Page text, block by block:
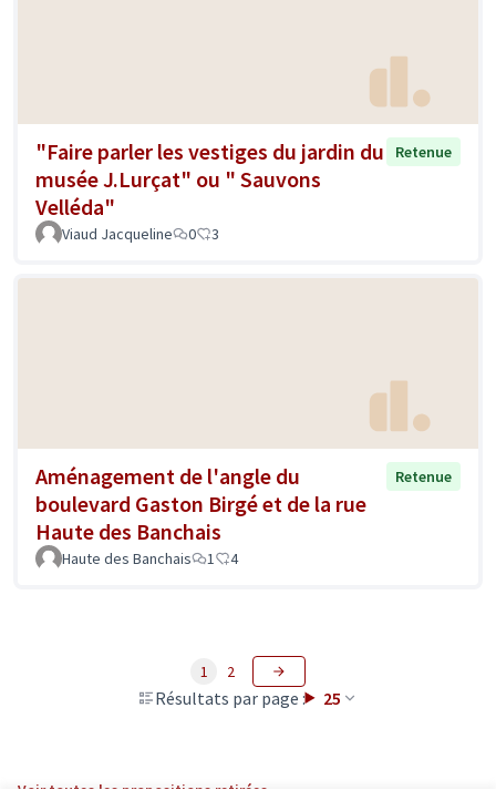
"Faire parler les vestiges du jardin du
musée J.Lurçat" ou " Sauvons
Velléda"
Retenue
Viaud Jacqueline 0 3
Aménagement de l'angle du
boulevard Gaston Birgé et de la rue
Haute des Banchais
Retenue
Haute des Banchais 1 4
Résultats par page : 25
1 2